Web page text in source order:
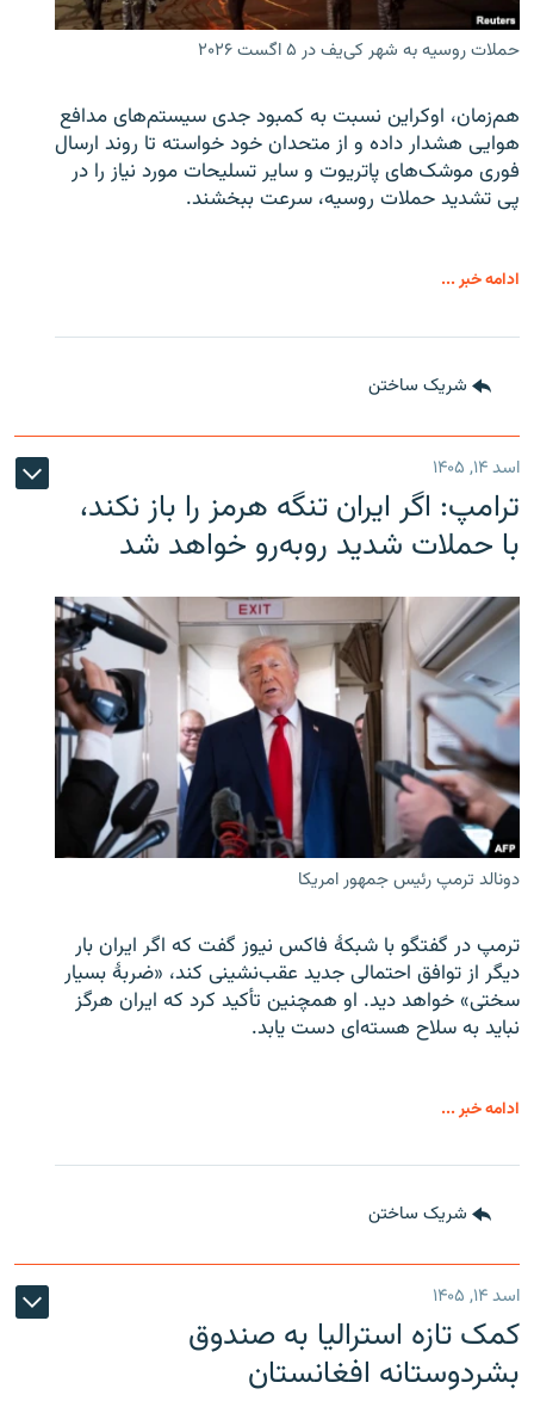
حملات روسیه به شهر کی‌یف در ۵ اگست ۲۰۲۶
هم‌زمان، اوکراین نسبت به کمبود جدی سیستم‌های مدافع
هوایی هشدار داده و از متحدان خود خواسته تا روند ارسال
فوری موشک‌های پاتریوت و سایر تسلیحات مورد نیاز را در
پی تشدید حملات روسیه، سرعت ببخشند.
ادامه خبر ...
شریک ساختن
اسد ۱۴, ۱۴۰۵
ترامپ: اگر ایران تنگه هرمز را باز نکند،
با حملات شدید روبه‌رو خواهد شد
دونالد ترمپ رئیس جمهور امریکا
ترمپ در گفتگو با شبکهٔ فاکس نیوز گفت که اگر ایران بار
دیگر از توافق احتمالی جدید عقب‌نشینی کند، «ضربهٔ بسیار
سختی» خواهد دید. او همچنین تأکید کرد که ایران هرگز
نباید به سلاح هسته‌ای دست یابد.
ادامه خبر ...
شریک ساختن
اسد ۱۴, ۱۴۰۵
کمک تازه استرالیا به صندوق
بشردوستانه افغانستان